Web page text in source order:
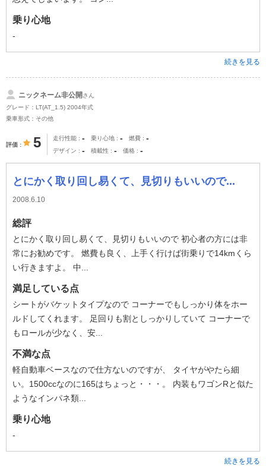
乗り心地
-
続きを見る
ニックネーム非公開さん
グレード：LT(AT_1.5) 2004年式
乗車形式：その他
評価 5 走行性能 - 乗り心地 - 燃費 -
デザイン - 積載性 - 価格 -
とにかく取り回し易くて、見切りもいいので...
2008.6.10
総評
とにかく取り回し易くて、見切りもいいので 初心者の方には非
常にお勧めです。 燃費も良く、上手く行けば街乗りで14kmくら
い行きますよ。 中...
満足している点
シートがバケットタイプなので コーナーでもしっかり体をホー
ルドしてくれます。 足回りも割としっかりしていて コーナーで
もロールが少なく、安...
不満な点
軽自動車ベースなので仕方ないのですが、 タイヤがやたら細
い。1500ccなのに165はちょっと・・・。 内装もワゴンRと似た
ようなインパネ類...
乗り心地
-
続きを見る